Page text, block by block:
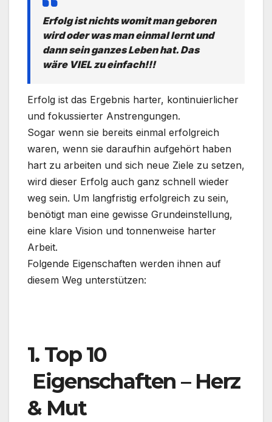
Erfolg ist nichts womit man geboren
wird oder was man einmal lernt und
dann sein ganzes Leben hat. Das
wäre VIEL zu einfach!!!
Erfolg ist das Ergebnis harter, kontinuierlicher
und fokussierter Anstrengungen.
Sogar wenn sie bereits einmal erfolgreich
waren, wenn sie daraufhin aufgehört haben
hart zu arbeiten und sich neue Ziele zu setzen,
wird dieser Erfolg auch ganz schnell wieder
weg sein. Um langfristig erfolgreich zu sein,
benötigt man eine gewisse Grundeinstellung,
eine klare Vision und tonnenweise harter
Arbeit.
Folgende Eigenschaften werden ihnen auf
diesem Weg unterstützen:
1. Top 10
Eigenschaften – Herz
& Mut